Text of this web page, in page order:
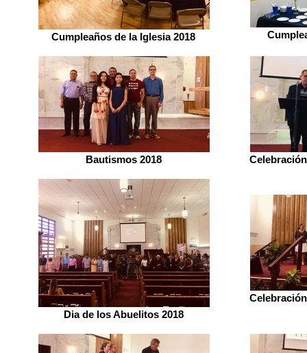
Cumpleaños de la Iglesia 2018
Bautismos 2018
Dia de los Abuelitos 2018